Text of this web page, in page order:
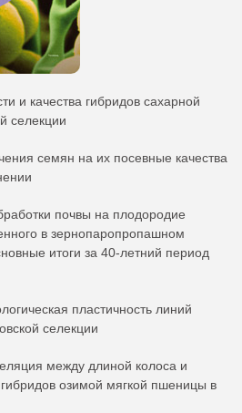
и качества гибридов сахарной
селекции
семян на их посевные качества
почвы на плодородие
в зернопаропропашном
итоги за 40-летний период
пластичность линий
селекции
между длиной колоса и
озимой мягкой пшеницы в